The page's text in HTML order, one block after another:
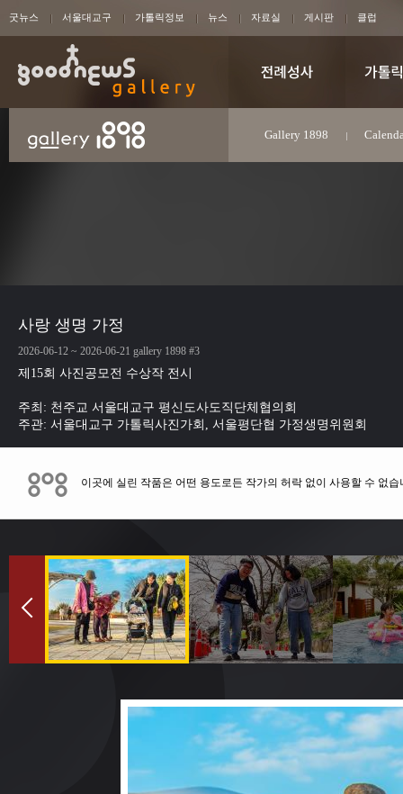
굿뉴스 서울대교구 가톨릭정보 뉴스 자료실 게시판 클럽
Gallery 1898
사랑 생명 가정
2026-06-12 ~ 2026-06-21 gallery 1898 #3
제15회 사진공모전 수상작 전시
주최: 천주교 서울대교구 평신도사도직단체협의회
주관: 서울대교구 가톨릭사진가회, 서울평단협 가정생명위원회
이곳에 실린 작품은 어떤 용도로든 작가의 허락 없이 사용할 수 없습